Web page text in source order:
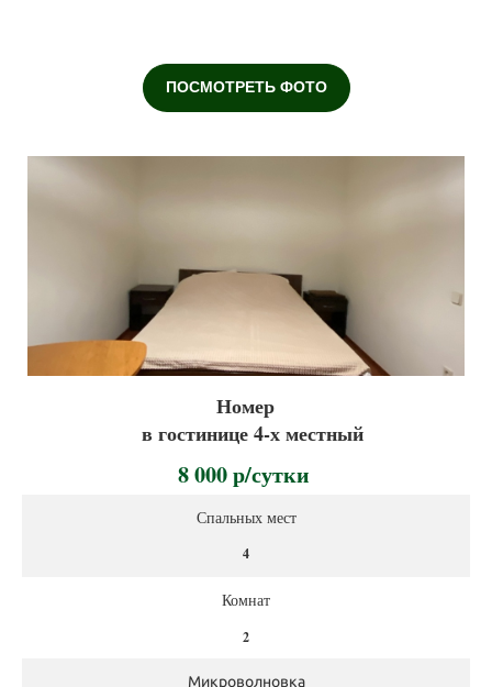
ПОСМОТРЕТЬ ФОТО
Номер
в гостинице 4-х местный
8 000 р/сутки
Спальных мест
4
Комнат
2
Микроволновка